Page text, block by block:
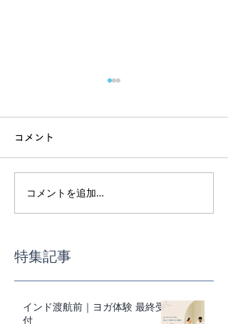
四万十旅
コメント
コメントを追加…
特集記事
インド渡航前｜ヨガ体験 最終受
付